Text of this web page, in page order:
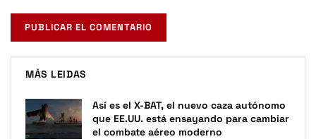
MÁS LEIDAS
Así es el X-BAT, el nuevo caza autónomo
que EE.UU. está ensayando para cambiar
el combate aéreo moderno